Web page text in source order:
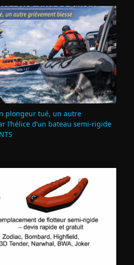
plongeur tué, un autre
l’hélice d’un bateau semi-rigide